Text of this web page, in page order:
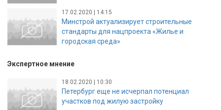
17.02.2020 | 14:15
Минстрой актуализирует строительные
стандарты для нацпроекта «Жилье и
городская среда»
Экспертное мнение
18.02.2020 | 10:30
Петербург еще не исчерпал потенциал
участков под жилую застройку